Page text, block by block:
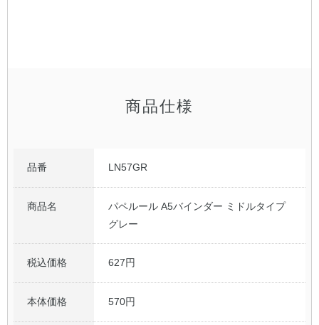
商品仕様
品番 LN57GR
商品名
パペルール A5バインダー ミドルタイプ
グレー
税込価格 627円
本体価格 570円